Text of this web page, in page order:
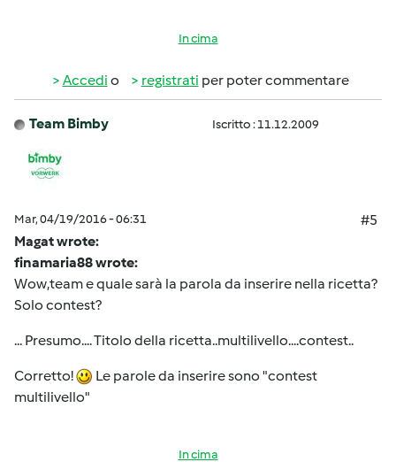
In cima
Accedi o registrati per poter commentare
Team Bimby Iscritto : 11.12.2009
Mar, 04/19/2016 - 06:31
#5
Magat wrote:
finamaria88 wrote:
Wow,team e quale sarà la parola da inserire nella ricetta?
Solo contest?
... Presumo.... Titolo della ricetta..multilivello....contest..
Corretto!
Le parole da inserire sono "contest
multilivello"
In cima